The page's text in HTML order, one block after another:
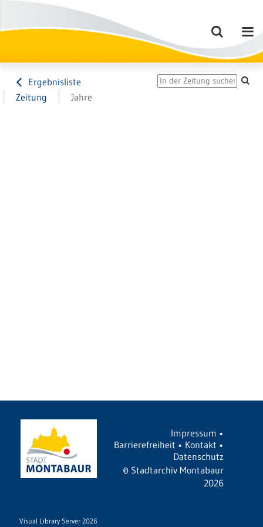
Ergebnisliste
Zeitung
Jahre
Impressum •
Barrierefreiheit • Kontakt •
Datenschutz
© Stadtarchiv Montabaur
2026
Visual Library Server 2026